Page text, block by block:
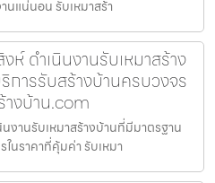
นแน่นอน รับเหมาสร้า
ห์ ดำเนินงานรับเหมาสร้าง
ารรับสร้างบ้านครบวงจร
างบ้าน.com
งานรับเหมาสร้างบ้านที่มีมาตรฐาน
นราคาที่คุ้มค่า รับเหมา